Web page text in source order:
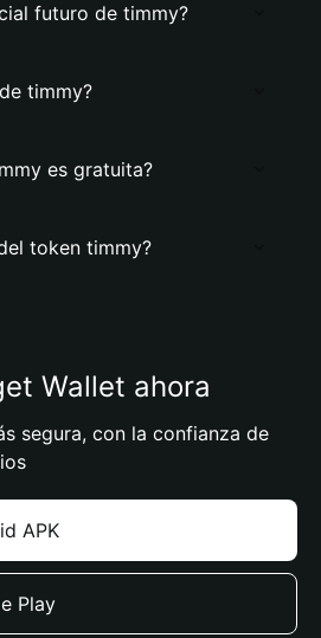
futuro de timmy?
timmy?
es gratuita?
token timmy?
Wallet ahora
segura, con la confianza de
APK
Play